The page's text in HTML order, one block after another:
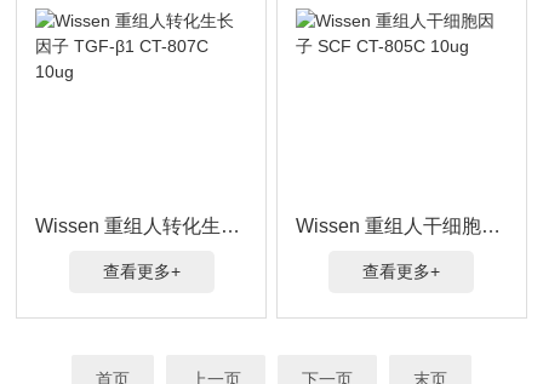
Wissen 重组人转化生长因子 TGF-β1 CT-807C 10ug
查看更多+
Wissen 重组人干细胞因子 SCF CT-805C 10ug
查看更多+
首页 上一页 下一页 末页